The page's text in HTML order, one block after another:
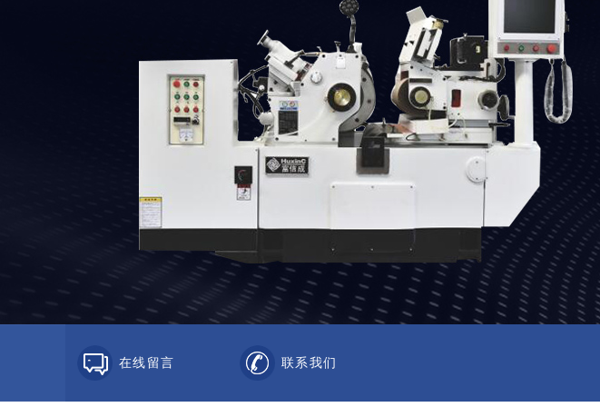
在线留言 联系我们